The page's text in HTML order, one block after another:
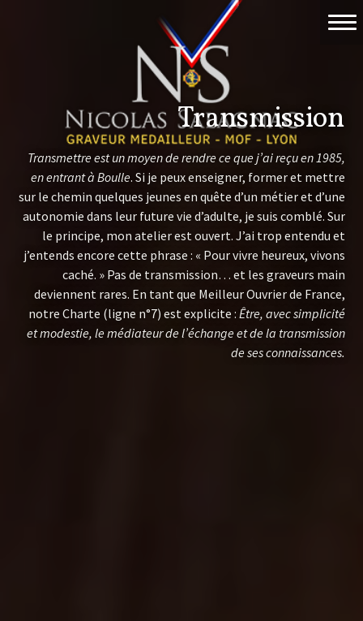
Transmission
Transmettre est un moyen de rendre ce que j’ai reçu en 1985,
en entrant à Boulle. Si je peux enseigner, former et mettre
sur le chemin quelques jeunes en quête d’un métier et d’une
autonomie dans leur future vie d’adulte, je suis comblé. Sur
le principe, mon atelier est ouvert. J’ai trop entendu et
j’entends encore cette phrase : « Pour vivre heureux, vivons
caché. » Pas de transmission… et les graveurs main
deviennent rares. En tant que Meilleur Ouvrier de France,
notre Charte (ligne n°7) est explicite : Être, avec simplicité
et modestie, le médiateur de l’échange et de la transmission
de ses connaissances.
Événements
Nicolas Salagnac
La Gravure
Contact & devis